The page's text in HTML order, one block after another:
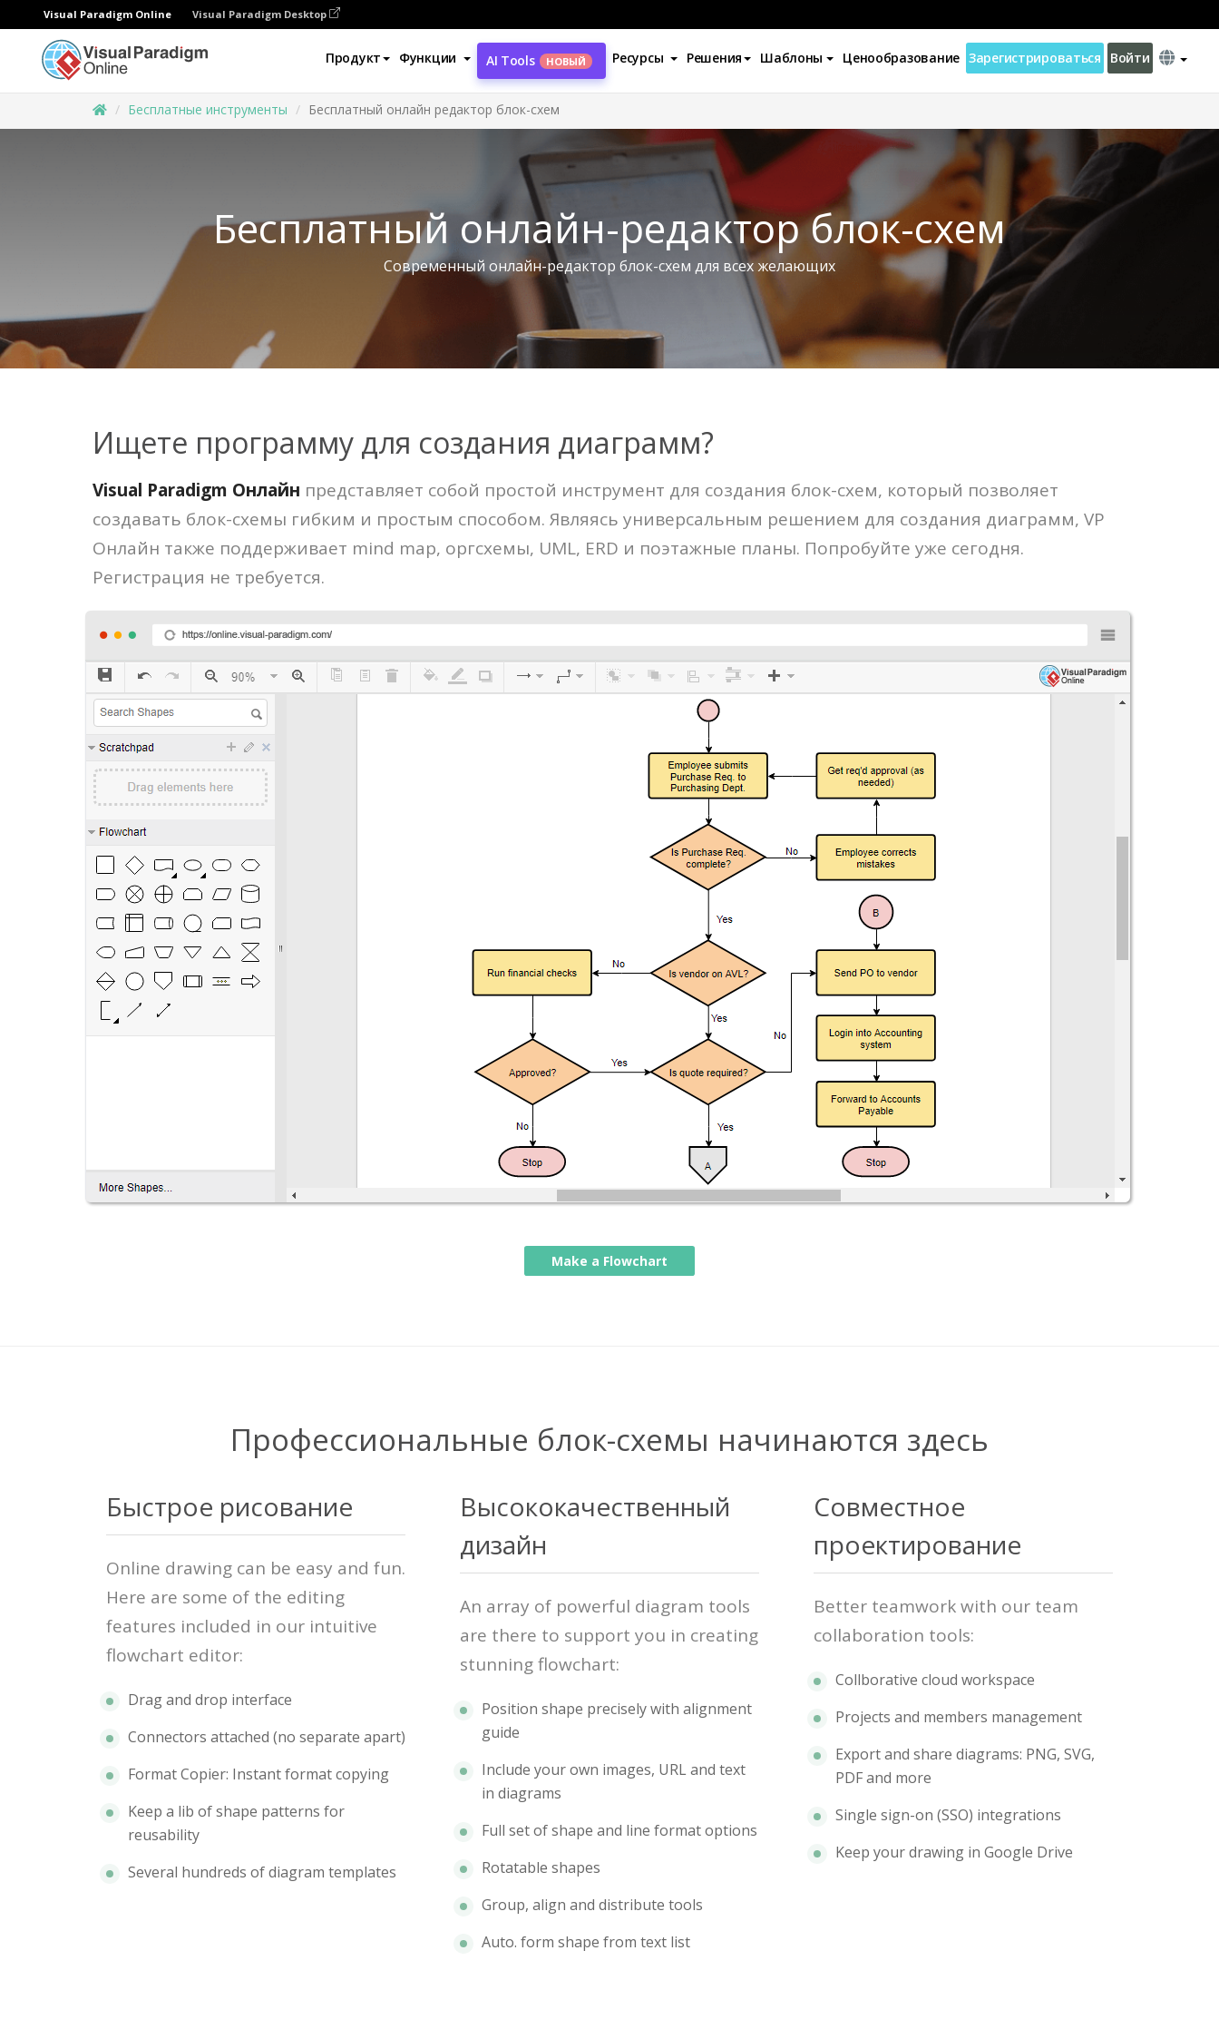
Visual Paradigm Online Visual Paradigm Desktop
Продукт Функции AI Tools НОВЫЙ Ресурсы Решения Шаблоны Ценообразование Зарегистрироваться Войти
Бесплатные инструменты Бесплатный онлайн редактор блок-схем
Бесплатный онлайн-редактор блок-схем
Современный онлайн-редактор блок-схем для всех желающих
Ищете программу для создания диаграмм?
Visual Paradigm Онлайн представляет собой простой инструмент для создания блок-схем, который позволяет
создавать блок-схемы гибким и простым способом. Являясь универсальным решением для создания диаграмм, VP
Онлайн также поддерживает mind map, оргсхемы, UML, ERD и поэтажные планы. Попробуйте уже сегодня.
Регистрация не требуется.
Make a Flowchart
Профессиональные блок-схемы начинаются здесь
Быстрое рисование
Online drawing can be easy and fun.
Here are some of the editing
features included in our intuitive
flowchart editor:
Drag and drop interface
Connectors attached (no separate apart)
Format Copier: Instant format copying
Keep a lib of shape patterns for
reusability
Several hundreds of diagram templates
Высококачественный
дизайн
An array of powerful diagram tools
are there to support you in creating
stunning flowchart:
Position shape precisely with alignment
guide
Include your own images, URL and text
in diagrams
Full set of shape and line format options
Rotatable shapes
Group, align and distribute tools
Auto. form shape from text list
Совместное
проектирование
Better teamwork with our team
collaboration tools:
Collborative cloud workspace
Projects and members management
Export and share diagrams: PNG, SVG,
PDF and more
Single sign-on (SSO) integrations
Keep your drawing in Google Drive